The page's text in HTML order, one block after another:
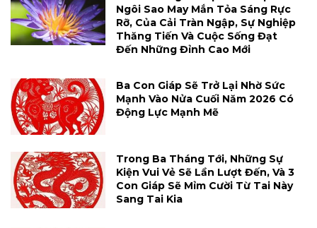
Ngôi Sao May Mắn Tỏa Sáng Rực
Rỡ, Của Cải Tràn Ngập, Sự Nghiệp
Thăng Tiến Và Cuộc Sống Đạt
Đến Những Đỉnh Cao Mới
Ba Con Giáp Sẽ Trở Lại Nhờ Sức
Mạnh Vào Nửa Cuối Năm 2026 Có
Động Lực Mạnh Mẽ
Trong Ba Tháng Tới, Những Sự
Kiện Vui Vẻ Sẽ Lần Lượt Đến, Và 3
Con Giáp Sẽ Mỉm Cười Từ Tai Này
Sang Tai Kia